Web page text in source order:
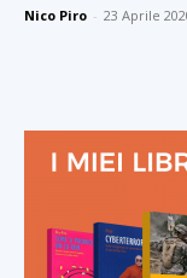
Nico Piro - 23 Aprile